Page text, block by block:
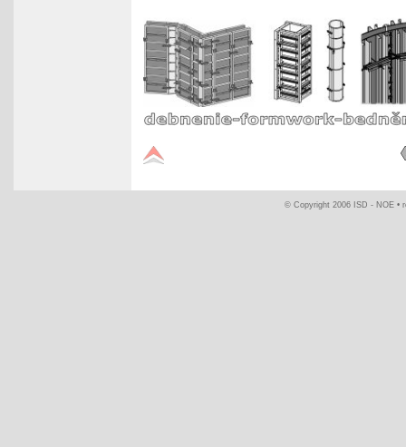
© Copyright 2006 ISD - NOE •